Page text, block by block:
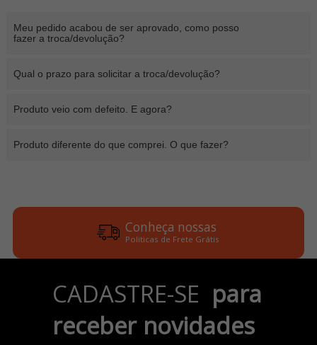
Meu pedido acabou de ser aprovado, como posso
fazer a troca/devolução?
Qual o prazo para solicitar a troca/devolução?
Produto veio com defeito. E agora?
Produto diferente do que comprei. O que fazer?
Conheça nossas
Politicas de Frete Grátis
no Cartão de Crédito
Pix e Boleto
CADASTRE-SE para
receber novidades